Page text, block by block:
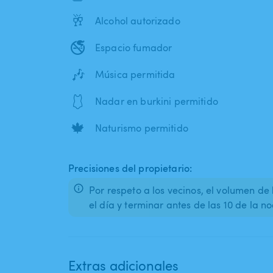
🥂 Alcohol autorizado
🚭 Espacio fumador
🎶 Música permitida
🩱 Nadar en burkini permitido
🍁 Naturismo permitido
Precisiones del propietario:
Por respeto a los vecinos, el volumen
el día y terminar antes de las 10 de la
Extras adicionales